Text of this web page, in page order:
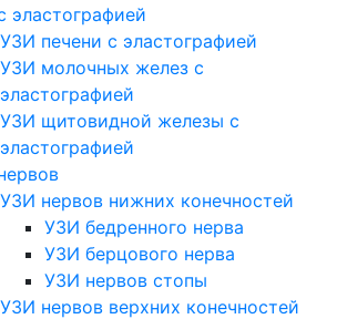
эластографией
УЗИ печени с эластографией
УЗИ молочных желез с
эластографией
УЗИ щитовидной железы с
эластографией
УЗИ нервов нижних конечностей
УЗИ бедренного нерва
УЗИ берцового нерва
УЗИ нервов стопы
УЗИ нервов верхних конечностей